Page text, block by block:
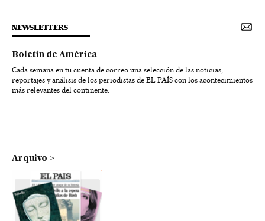
NEWSLETTERS
Boletín de América
Cada semana en tu cuenta de correo una selección de las noticias,
reportajes y análisis de los periodistas de EL PAÍS con los acontecimientos
más relevantes del continente.
Arquivo